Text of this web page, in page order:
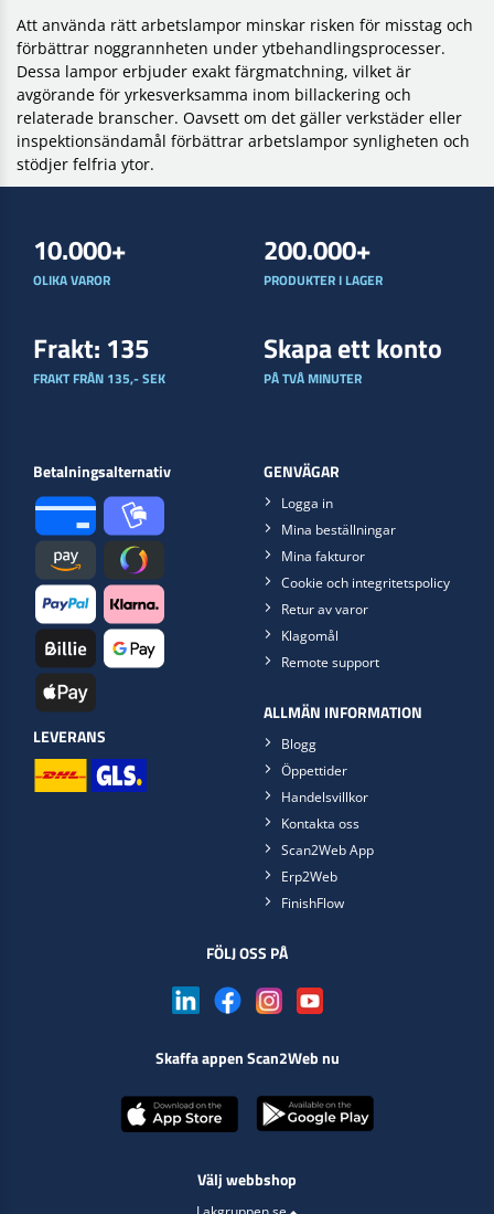
Att använda rätt arbetslampor minskar risken för misstag och
förbättrar noggrannheten under ytbehandlingsprocesser.
Dessa lampor erbjuder exakt färgmatchning, vilket är
avgörande för yrkesverksamma inom billackering och
relaterade branscher. Oavsett om det gäller verkstäder eller
inspektionsändamål förbättrar arbetslampor synligheten och
stödjer felfria ytor.
10.000+
OLIKA VAROR
200.000+
PRODUKTER I LAGER
Frakt: 135
FRAKT FRÅN 135,- SEK
Skapa ett konto
PÅ TVÅ MINUTER
Betalningsalternativ
LEVERANS
GENVÄGAR
Logga in
Mina beställningar
Mina fakturor
Cookie och integritetspolicy
Retur av varor
Klagomål
Remote support
ALLMÄN INFORMATION
Blogg
Öppettider
Handelsvillkor
Kontakta oss
Scan2Web App
Erp2Web
FinishFlow
FÖLJ OSS PÅ
Skaffa appen Scan2Web nu
Välj webbshop